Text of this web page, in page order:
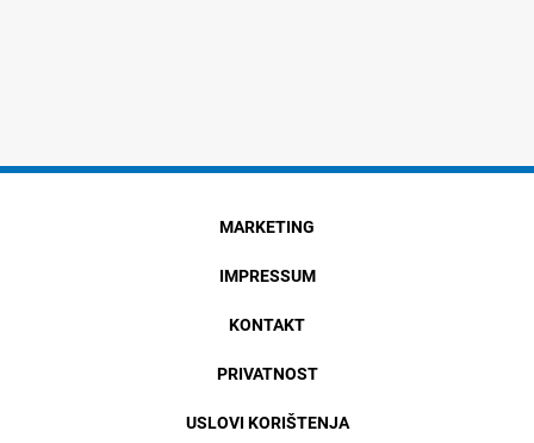
MARKETING
IMPRESSUM
KONTAKT
PRIVATNOST
USLOVI KORIŠTENJA